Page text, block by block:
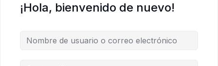
¡Hola, bienvenido de nuevo!